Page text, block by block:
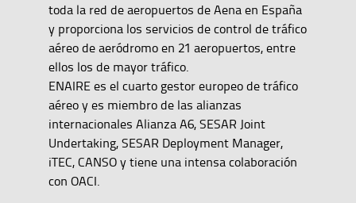
toda la red de aeropuertos de Aena en España
y proporciona los servicios de control de tráfico
aéreo de aeródromo en 21 aeropuertos, entre
ellos los de mayor tráfico.
ENAIRE es el cuarto gestor europeo de tráfico
aéreo y es miembro de las alianzas
internacionales Alianza A6, SESAR Joint
Undertaking, SESAR Deployment Manager,
iTEC, CANSO y tiene una intensa colaboración
con OACI.